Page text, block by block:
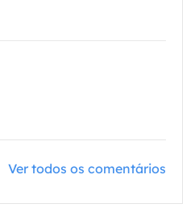
Ver todos os comentários